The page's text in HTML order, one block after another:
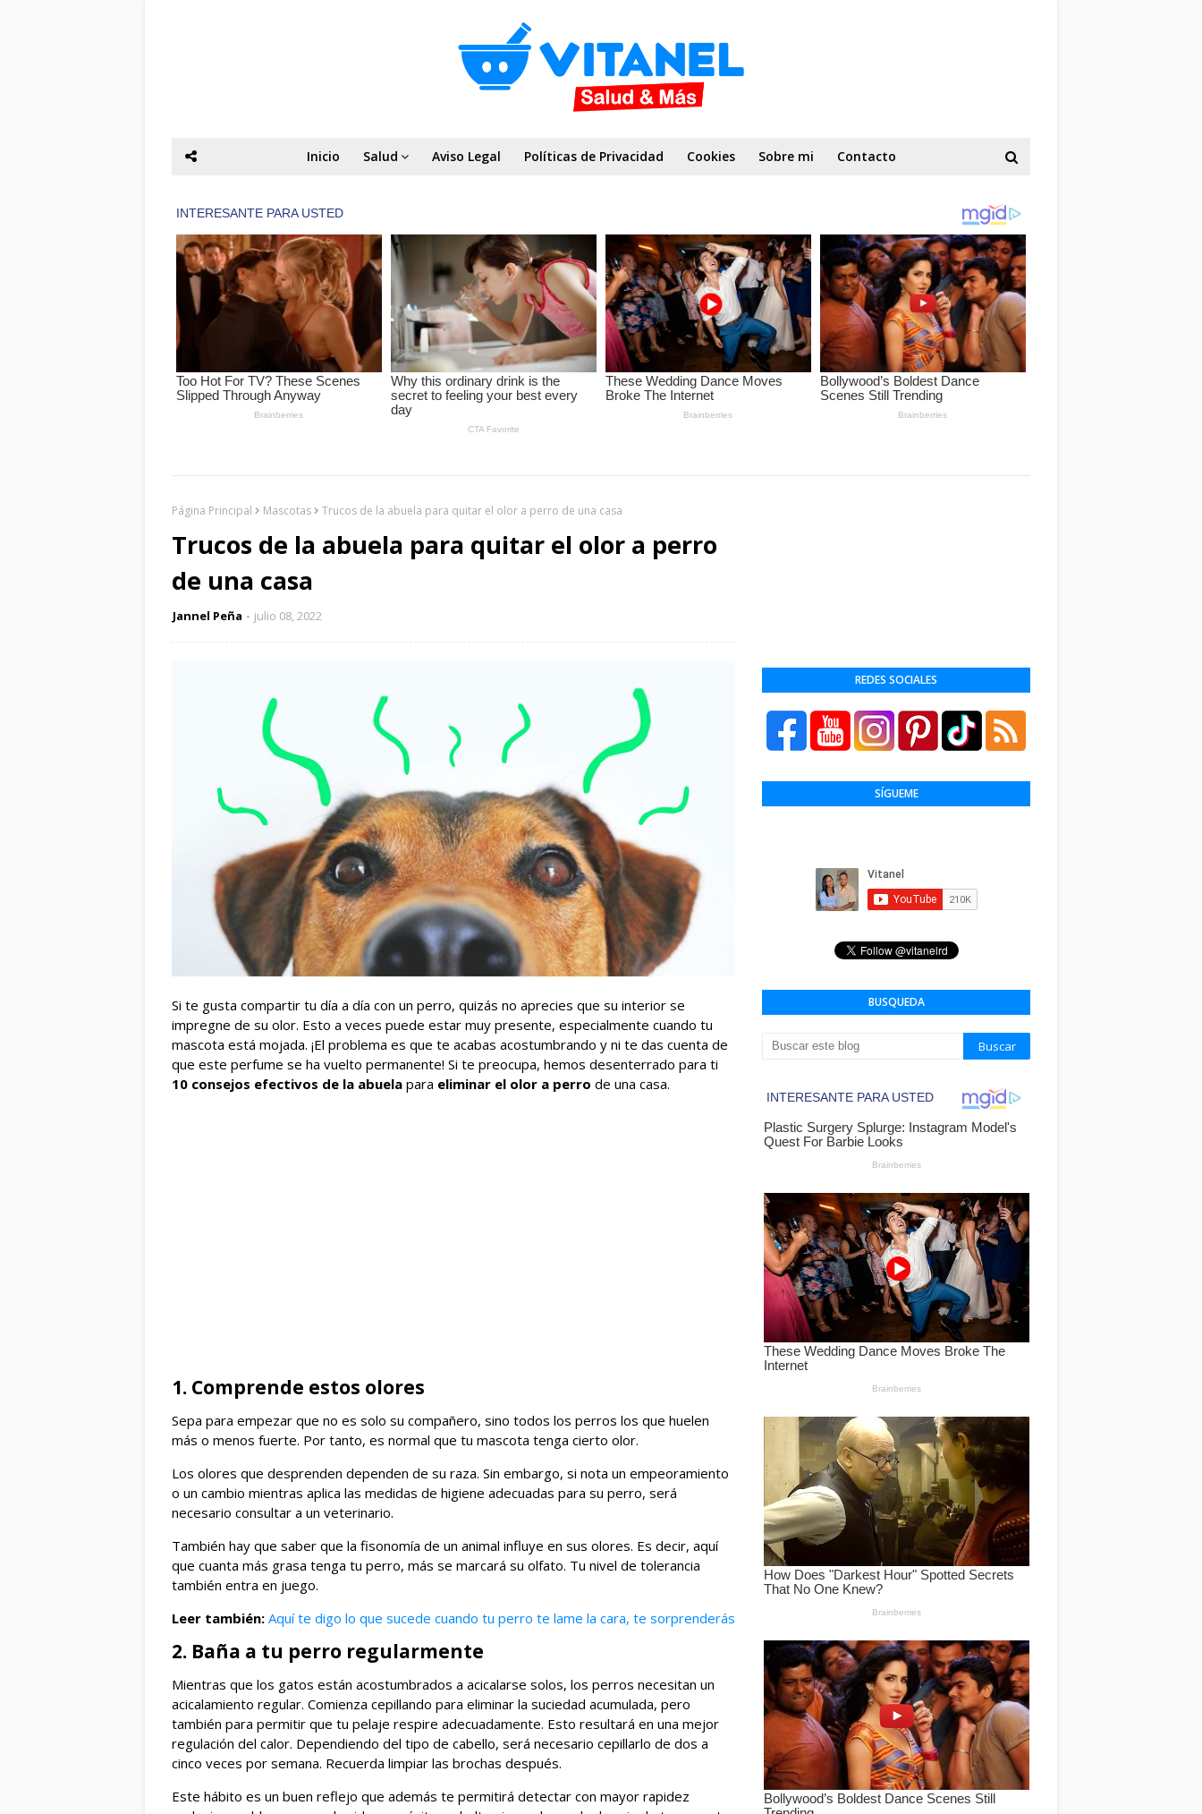
Inicio Salud Aviso Legal Políticas de Privacidad Cookies Sobre mi Contacto
Página Principal Mascotas Trucos de la abuela para quitar el olor a perro de una casa
Trucos de la abuela para quitar el olor a perro
de una casa
Jannel Peña julio 08, 2022
Si te gusta compartir tu día a día con un perro, quizás no aprecies que su interior se
impregne de su olor. Esto a veces puede estar muy presente, especialmente cuando tu
mascota está mojada. ¡El problema es que te acabas acostumbrando y ni te das cuenta de
que este perfume se ha vuelto permanente! Si te preocupa, hemos desenterrado para ti
10 consejos efectivos de la abuela para eliminar el olor a perro de una casa.
1. Comprende estos olores
Sepa para empezar que no es solo su compañero, sino todos los perros los que huelen
más o menos fuerte. Por tanto, es normal que tu mascota tenga cierto olor.
Los olores que desprenden dependen de su raza. Sin embargo, si nota un empeoramiento
o un cambio mientras aplica las medidas de higiene adecuadas para su perro, será
necesario consultar a un veterinario.
También hay que saber que la fisonomía de un animal influye en sus olores. Es decir, aquí
que cuanta más grasa tenga tu perro, más se marcará su olfato. Tu nivel de tolerancia
también entra en juego.
Leer también: Aquí te digo lo que sucede cuando tu perro te lame la cara, te sorprenderás
2. Baña a tu perro regularmente
Mientras que los gatos están acostumbrados a acicalarse solos, los perros necesitan un
acicalamiento regular. Comienza cepillando para eliminar la suciedad acumulada, pero
también para permitir que tu pelaje respire adecuadamente. Esto resultará en una mejor
regulación del calor. Dependiendo del tipo de cabello, será necesario cepillarlo de dos a
cinco veces por semana. Recuerda limpiar las brochas después.
Este hábito es un buen reflejo que además te permitirá detectar con mayor rapidez
REDES SOCIALES
SÍGUEME
BUSQUEDA